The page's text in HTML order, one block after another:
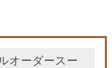
オーダースー